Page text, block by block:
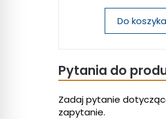
Do koszyka
Pytania do
Zadaj pytanie
zapytanie.